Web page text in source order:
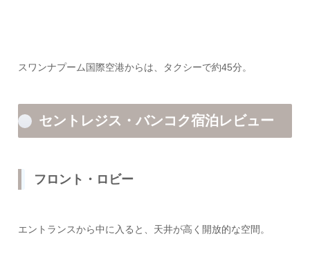
スワンナプーム国際空港からは、タクシーで約45分。
セントレジス・バンコク宿泊レビュー
フロント・ロビー
エントランスから中に入ると、天井が高く開放的な空間。